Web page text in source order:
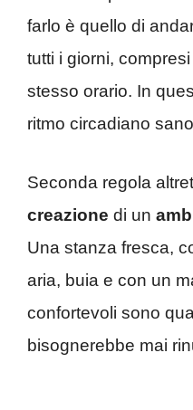
farlo è quello di
tutti i giorni,
stesso orario. In
ritmo circadiano
Seconda regola
creazione di un
Una stanza fresca,
aria, buia e con un
confortevoli sono
bisognerebbe mai